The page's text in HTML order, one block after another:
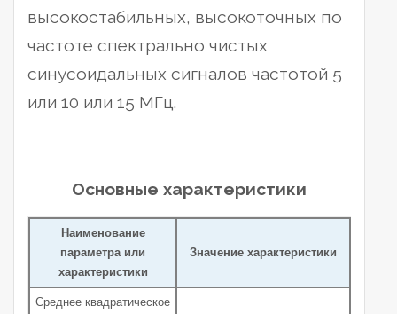
высокостабильных, высокоточных по
частоте спектрально чистых
синусоидальных сигналов частотой 5
или 10 или 15 МГц.
Основные характеристики
Наименование
параметра или
характеристики
Значение характеристики
Среднее квадратическое